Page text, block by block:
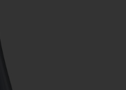
- Les